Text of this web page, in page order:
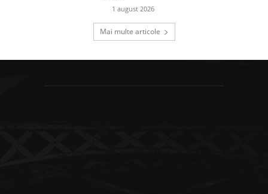
1 august 2026
Mai multe articole